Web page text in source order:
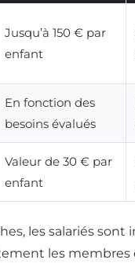
Jusqu’à 150 € par
enfant
En fonction des
besoins évalués
Valeur de 30 € par
enfant
les salariés sont
les membres